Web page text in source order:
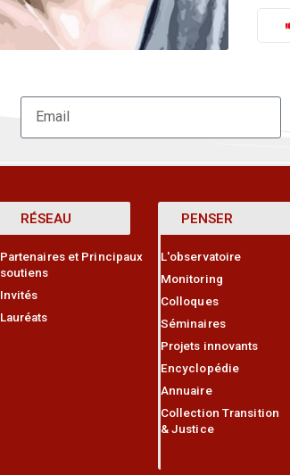
RÉSEAU
Partenaires et Principaux
soutiens
Invités
Lauréats
PENSER
L'observatoire
Monitoring
Colloques
Séminaires
Projets innovants
Encyclopédie
Annuaire
Collection Transition
& Justice